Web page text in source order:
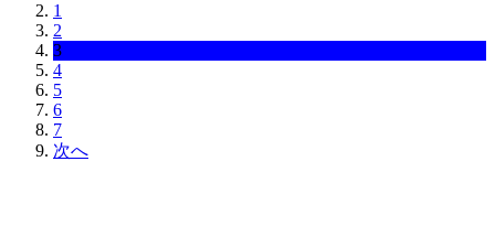
1
2
3
4
5
6
7
次へ